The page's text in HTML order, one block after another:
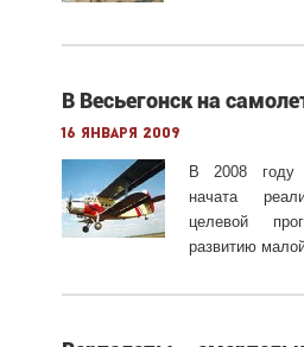
В Весьегонск на
16 января 2009
В 2008 году
начата
целевой
развитию